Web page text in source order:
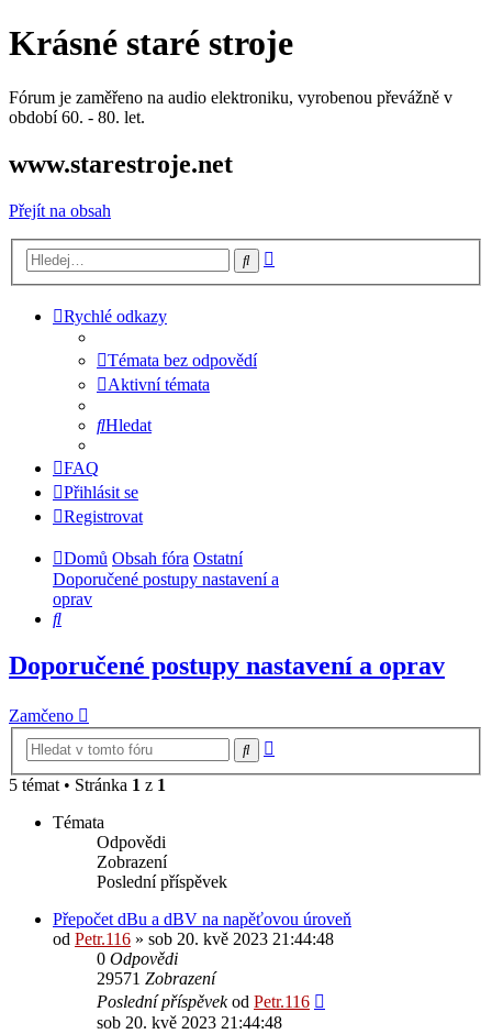
Krásné staré stroje
Fórum je zaměřeno na audio elektroniku, vyrobenou převážně v
období 60. - 80. let.
www.starestroje.net
Přejít na obsah
Hledat
Rychlé odkazy
Témata bez odpovědí
Aktivní témata
Hledat
FAQ
Přihlásit se
Registrovat
Domů Obsah fóra Ostatní
Doporučené postupy nastavení a
oprav
Hledat
Doporučené postupy nastavení a oprav
Zamčeno
Hledat
5 témat • Stránka 1 z 1
Témata
Odpovědi
Zobrazení
Poslední příspěvek
Přepočet dBu a dBV na napěťovou úroveň
od Petr.116 » sob 20. kvě 2023 21:44:48
0 Odpovědi
29571 Zobrazení
Poslední příspěvekod Petr.116
sob 20. kvě 2023 21:44:48